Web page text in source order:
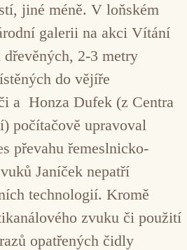
jiné méně. V loňském
galerii na akci Vítání
2-3 metry
do vějíře
a Honza Dufek (z Centra
počítačově upravoval
převahu řemeslnicko-
Janíček nepatří
technologií. Kromě
zvuku či použití
opatřených čidly